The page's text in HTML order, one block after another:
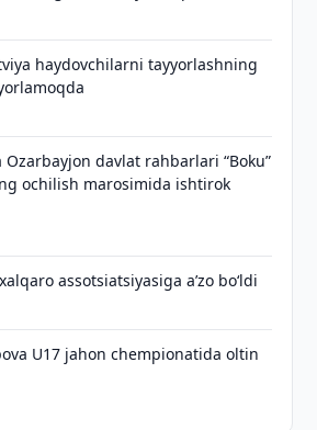
haydovchilarni tayyorlashning
Ozarbayjon davlat rahbarlari “Boku”
ochilish marosimida ishtirok
assotsiatsiyasiga aʼzo bo‘ldi
U17 jahon chempionatida oltin